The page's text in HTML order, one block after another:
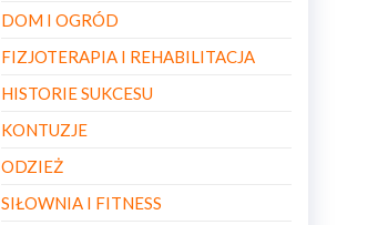
DOM I OGRÓD
FIZJOTERAPIA I REHABILITACJA
HISTORIE SUKCESU
KONTUZJE
ODZIEŻ
SIŁOWNIA I FITNESS